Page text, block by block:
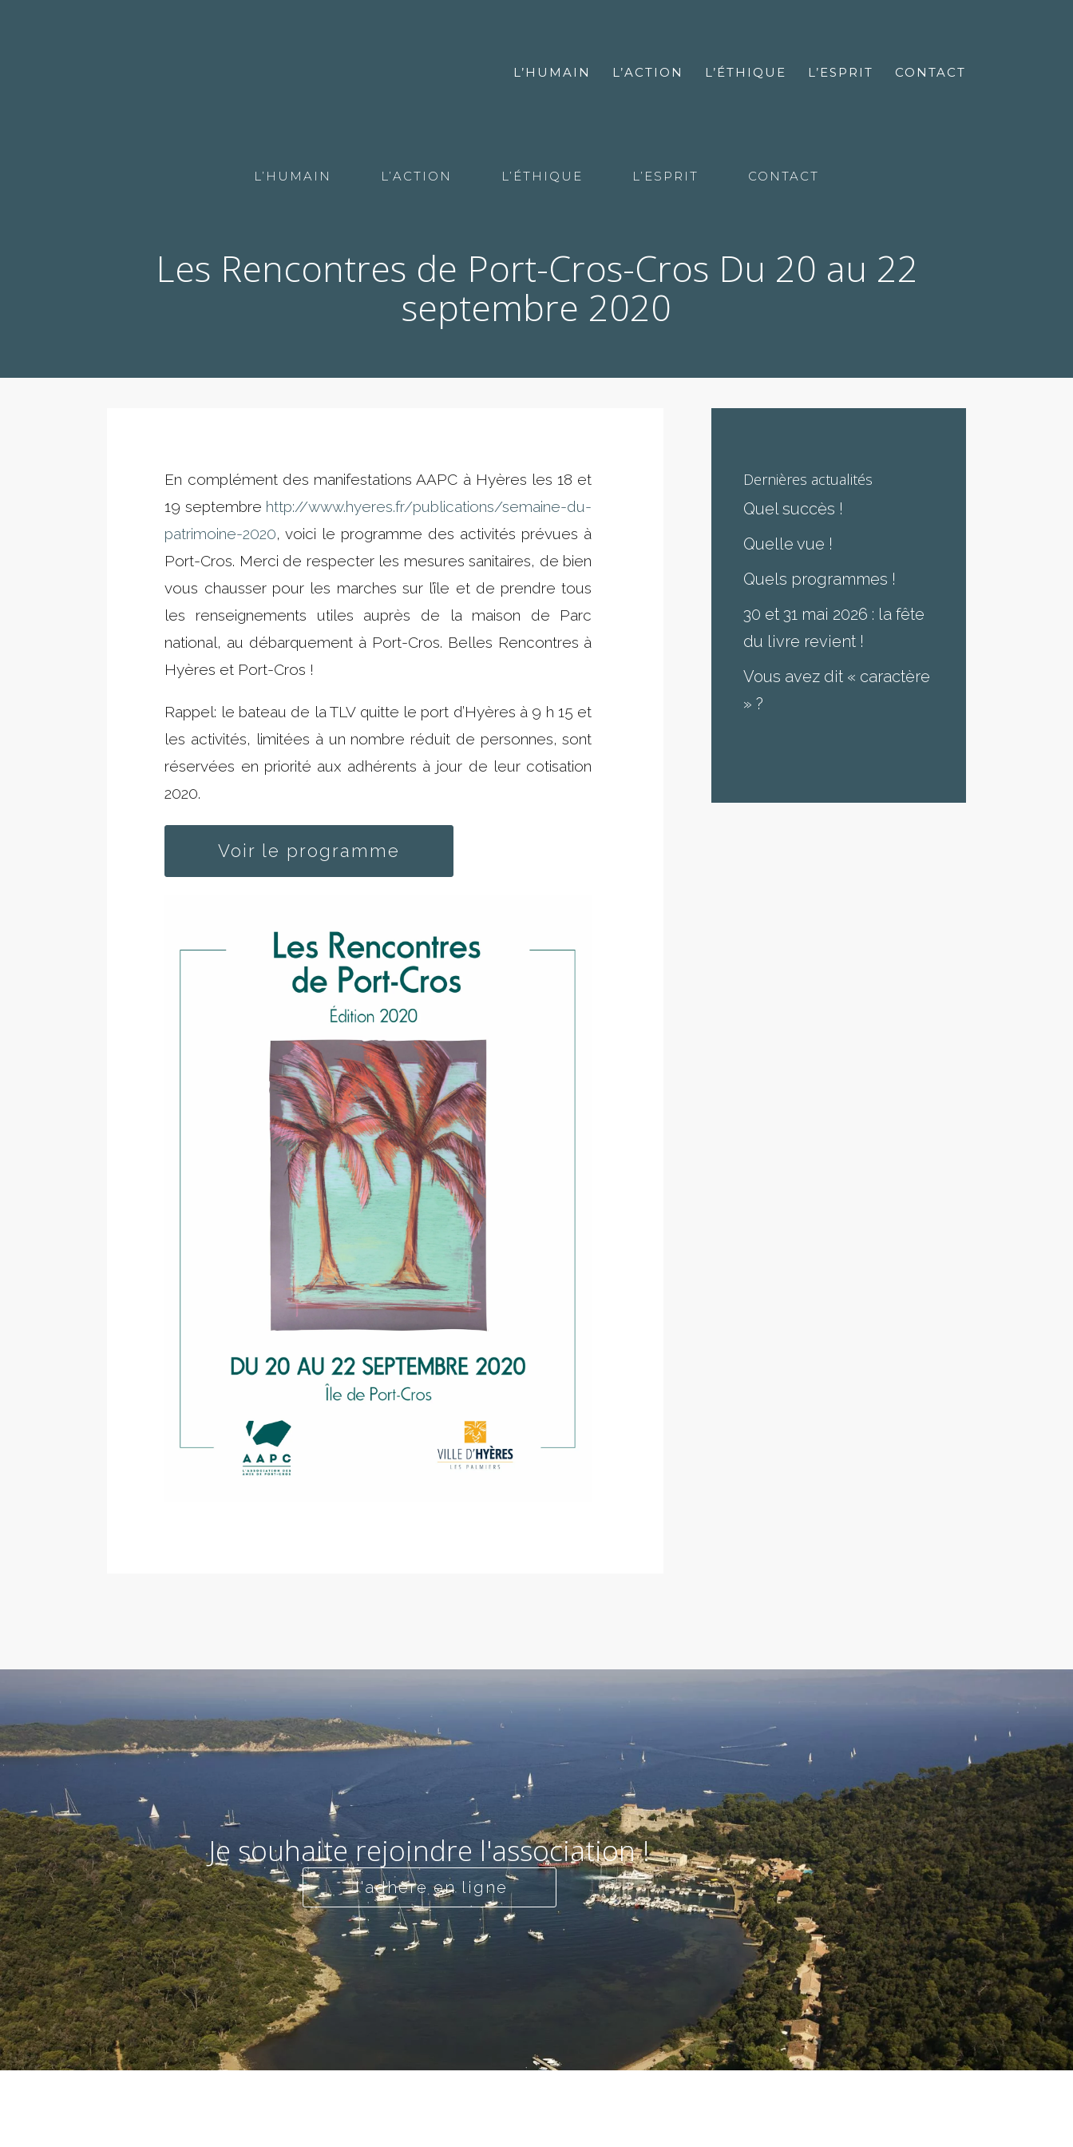
L’HUMAIN L’ACTION L’ÉTHIQUE L’ESPRIT CONTACT
L’HUMAIN L’ACTION L’ÉTHIQUE L’ESPRIT CONTACT
Les Rencontres de Port-Cros-Cros Du 20 au 22
septembre 2020
En complément des manifestations AAPC à Hyères les 18 et
19 septembre http://www.hyeres.fr/publications/semaine-du-
patrimoine-2020, voici le programme des activités prévues à
Port-Cros. Merci de respecter les mesures sanitaires, de bien
vous chausser pour les marches sur l’île et de prendre tous
les renseignements utiles auprès de la maison de Parc
national, au débarquement à Port-Cros. Belles Rencontres à
Hyères et Port-Cros !
Rappel: le bateau de la TLV quitte le port d’Hyères à 9 h 15 et
les activités, limitées à un nombre réduit de personnes, sont
réservées en priorité aux adhérents à jour de leur cotisation
2020.
Voir le programme
Dernières actualités
Quel succès !
Quelle vue !
Quels programmes !
30 et 31 mai 2026 : la fête
du livre revient !
Vous avez dit « caractère
» ?
Je souhaite rejoindre l'association !
J'adhère en ligne